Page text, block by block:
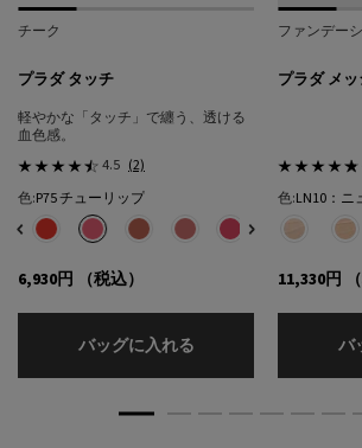
チーク
プラダ タッチ
軽やかな「タッチ」で纏う、透ける
血色感。
4.5 (2)
色:P75 チューリップ
色を選択してください
{1} の場合
済み
カフェ のカラー プラダ タッチ、1/8
選択済み
R68 チェリー のカラー プラダ タッチ、2/8
選択済み
P75 チューリップ のカラー プラダ タッチ、3/
選択済み
P71 ボウ のカラー プラダ タッチ、4/8
選択済み
P72 ピンクダリア のカラー
選択済み
P76 リリー のカラー
選択済み
P79 モーヴ の
選択済み
O86
6,930円 （税込）
バッグに入れる
ファンデー
プラダ メ
色:
色を選択してください
選択済み
LC5：クー
選
11,330円
バ